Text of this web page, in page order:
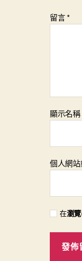
留言*
顯示名稱
個人網
在瀏